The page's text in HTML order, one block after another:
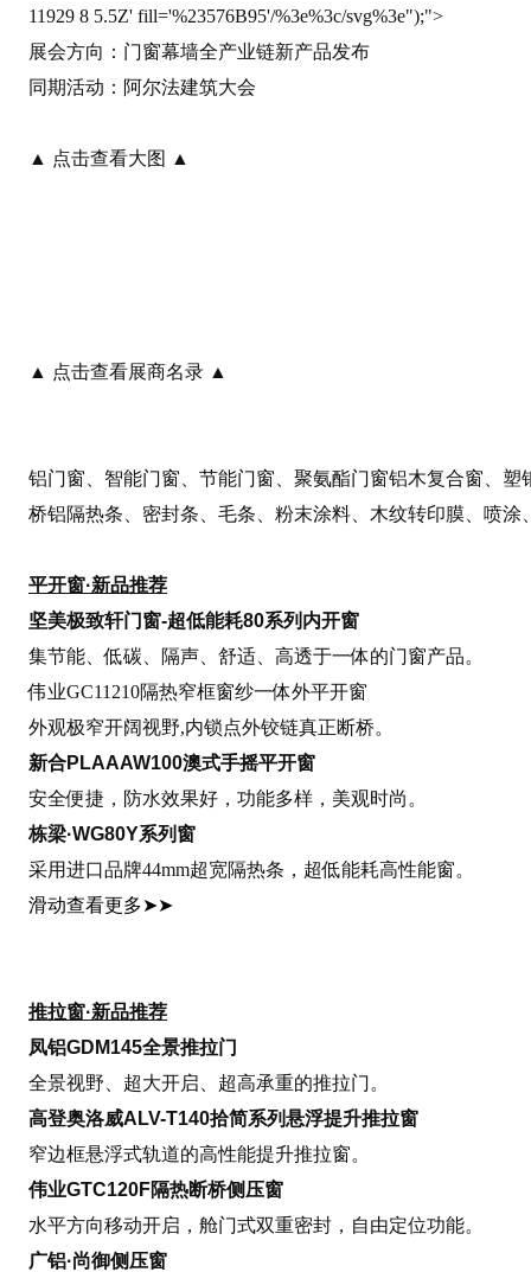
11929 8 5.5Z' fill='%23576B95'/%3e%3c/svg%3e");">
展会方向：门窗幕墙全产业链新产品发布
同期活动：阿尔法建筑大会
▲ 点击查看大图 ▲
▲ 点击查看展商名录 ▲
铝门窗、智能门窗、节能门窗、聚氨酯门窗铝木复合窗、
桥铝隔热条、密封条、毛条、粉末涂料、木纹转印膜、喷
平开窗·新品推荐
坚美极致轩门窗-超低能耗80系列内开窗
集节能、低碳、隔声、舒适、高透于一体的门窗产品。
伟业GC11210隔热窄框窗纱一体外平开窗
外观极窄开阔视野,内锁点外铰链真正断桥。
新合PLAAAW100澳式手摇平开窗
安全便捷，防水效果好，功能多样，美观时尚。
栋梁·WG80Y系列窗
采用进口品牌44mm超宽隔热条，超低能耗高性能窗。
滑动查看更多➤➤
推拉窗·新品推荐
凤铝GDM145全景推拉门
全景视野、超大开启、超高承重的推拉门。
高登奥洛威ALV-T140拾简系列悬浮提升推拉窗
窄边框悬浮式轨道的高性能提升推拉窗。
伟业GTC120F隔热断桥侧压窗
水平方向移动开启，舱门式双重密封，自由定位功能。
广铝·尚御侧压窗